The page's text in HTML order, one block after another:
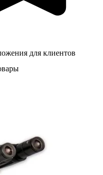
для клиентов